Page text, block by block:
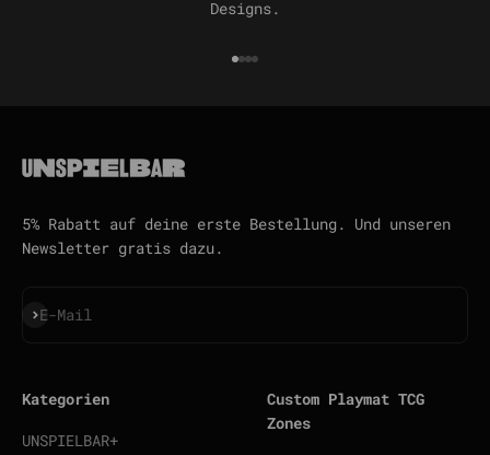
Designs.
Gehe zu Element 1
Gehe zu Element 2
Gehe zu Element 3
Gehe zu Element 4
5% Rabatt auf deine erste Bestellung. Und unseren
Newsletter gratis dazu.
E-Mail
Abonnieren
Kategorien
UNSPIELBAR+
Custom Playmat TCG
Zones